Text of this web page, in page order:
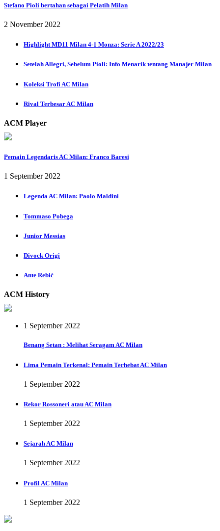
Stefano Pioli bertahan sebagai Pelatih Milan
2 November 2022
Highlight MD11 Milan 4-1 Monza: Serie A 2022/23
Setelah Allegri, Sebelum Pioli: Info Menarik tentang Manajer Milan
Koleksi Trofi AC Milan
Rival Terbesar AC Milan
ACM Player
Pemain Legendaris AC Milan: Franco Baresi
1 September 2022
Legenda AC Milan: Paolo Maldini
Tommaso Pobega
Junior Messias
Divock Origi
Ante Rebić
ACM History
1 September 2022
Benang Setan : Melihat Seragam AC Milan
Lima Pemain Terkenal: Pemain Terhebat AC Milan
1 September 2022
Rekor Rossoneri atau AC Milan
1 September 2022
Sejarah AC Milan
1 September 2022
Profil AC Milan
1 September 2022